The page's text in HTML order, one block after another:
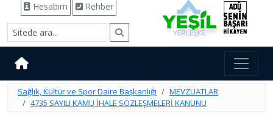
Hesabım Rehber
Sağlık, Kültür ve Spor Daire Başkanlığı
MEVZUATLAR
4735 SAYILI KAMU İHALE SÖZLEŞMELERİ KANUNU